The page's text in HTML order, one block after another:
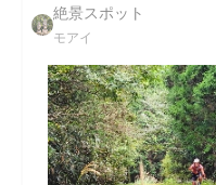
絶景スポット
モアイ